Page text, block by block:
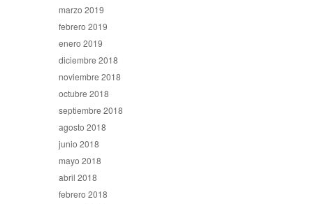
marzo 2019
febrero 2019
enero 2019
diciembre 2018
noviembre 2018
octubre 2018
septiembre 2018
agosto 2018
junio 2018
mayo 2018
abril 2018
febrero 2018